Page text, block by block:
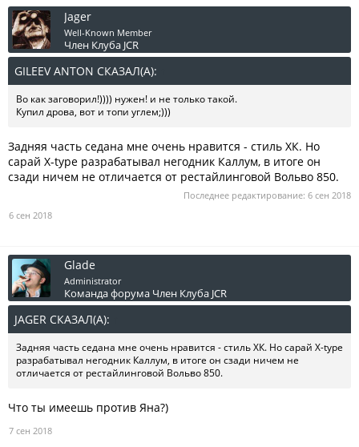
Jager
Well-Known Member
Член Клуба JCR
GILEEV ANTON СКАЗАЛ(А):
Во как заговорил!)))) нужен! и не только такой.
Купил дрова, вот и топи углем;)))
Задняя часть седана мне очень нравится - стиль ХК. Но
сарай X-type разрабатывал негодник Каллум, в итоге он
сзади ничем не отличается от рестайлинговой Вольво 850.
Последнее редактирование: 6 сен 2018
6 сен 2018
Glade
Administrator
Команда форума Член Клуба JCR
JAGER СКАЗАЛ(А):
Задняя часть седана мне очень нравится - стиль ХК. Но сарай X-type
разрабатывал негодник Каллум, в итоге он сзади ничем не
отличается от рестайлинговой Вольво 850.
Что ты имеешь против Яна?)
7 сен 2018